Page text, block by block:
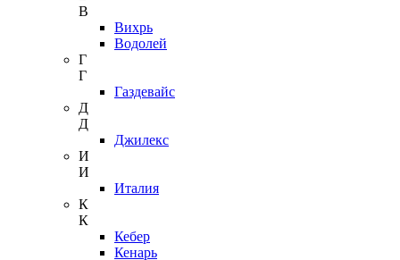
В
Вихрь
Водолей
Г
Г
Газдевайс
Д
Д
Джилекс
И
И
Италия
К
К
Кебер
Кенарь